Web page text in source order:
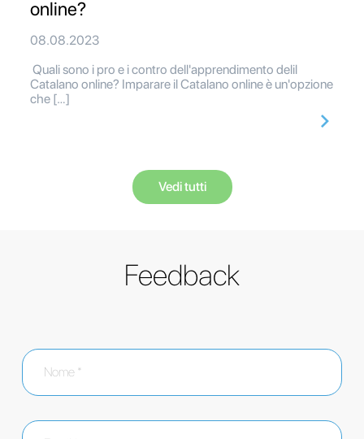
online?
08.08.2023
Quali sono i pro e i contro dell'apprendimento delil
Catalano online? Imparare il Catalano online è un'opzione
che […]
Vedi tutti
Feedback